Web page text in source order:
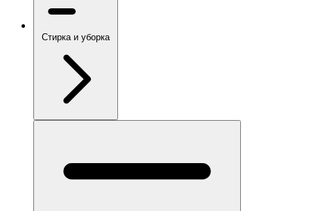
Стирка и уборка